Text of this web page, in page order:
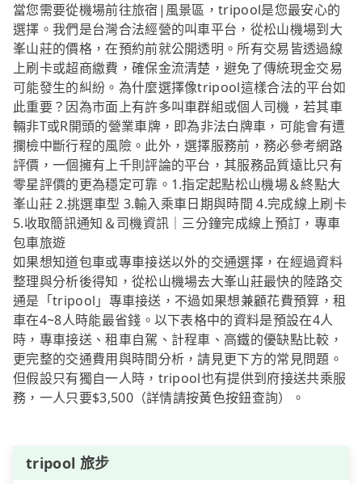
當您需要從機場前往旅宿|風景區，tripool是您最安心的
選擇。我們是台灣合法經營的叫車平台，從松山機場到大
峯山莊的價格，在預約前就公開透明。所有交易皆透過線
上刷卡或超商繳費，確保金流清楚，避免了傳統現金交易
可能發生的糾紛。為什麼選擇像tripool這樣合法的平台如
此重要？因為市面上有許多叫車群組或個人司機，若其車
輛非T或R開頭的營業車牌，即為非法白牌車，可能會有遭
攔檢中斷行程的風險。此外，選擇服務前，務必參考網路
評價，一個擁有上千則評論的平台，其服務品質遠比只有
零星評價的更為穩定可靠。1.指定起點松山機場＆終點大
峯山莊 2.挑選車型 3.輸入乘車日期與時間 4.完成線上刷卡
5.收取簡訊通知＆司機資訊｜三分鐘完成線上預訂，專車
包車旅遊
如果想知道包車或專車接送以外的交通選擇，在經過資料
整理與分析後得知，從松山機場去大峯山莊最快的陸路交
通是「tripool」專車接送，不過如果想兼顧花費預算，租
車在4~8人時能最省錢。以下表格中的資料是預設在4人
時，專車接送、租車自駕、計程車、高鐵的優缺點比較，
更完整的交通費用與時間分析，請見更下方的常見問題。
但假設只有獨自一人時，tripool也有提供到府接送共乘服
務，一人只要$3,500（詳情請按黃色按鈕查詢）。
tripool 旅步